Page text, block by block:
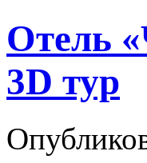
Отель
3D тур